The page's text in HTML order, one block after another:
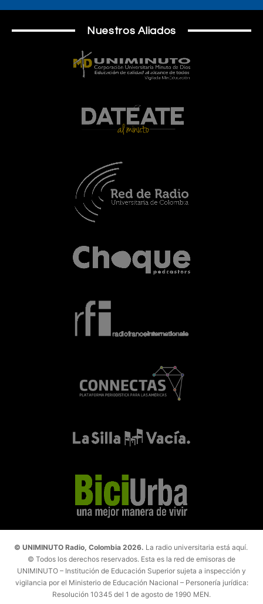
Nuestros Aliados
© UNIMINUTO Radio, Colombia 2026. La radio universitaria está aquí.
© Todos los derechos reservados. Esta es la red de emisoras de
UNIMINUTO – Institución de Educación Superior sujeta a inspección y
vigilancia por el Ministerio de Educación Nacional – Personería jurídica:
Resolución 10345 del 1 de agosto de 1990 MEN.